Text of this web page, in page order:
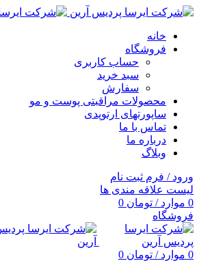
خانه
فروشگاه
حساب کاربری
سبد خرید
سفارش
محصولات مراقبتی پوست و مو
ساپورتهای ارتوپدی
تماس با ما
درباره ما
وبلاگ
ورود / فرم ثبت نام
لیست علاقه مندی ها
0 موارد / تومان
فروشگاه
0 موارد / تومان